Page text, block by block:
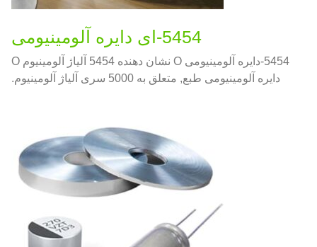
5454-ای دایره آلومینیومی
5454-دایره آلومینیومی O نشان دهنده 5454 آلیاژ آلومینیوم O
دایره آلومینیومی طبع, متعلق به 5000 سری آلیاژ آلومینیوم.